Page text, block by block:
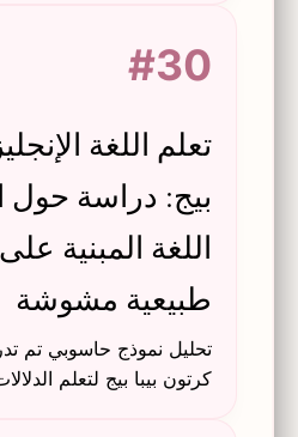
#30
تعلم اللغة
بيج: دراسة حول
اللغة المبنية
طبيعية مشوشة
تحليل نموذج حاسوبي تم
كرتون بيبا بيج لتعلم